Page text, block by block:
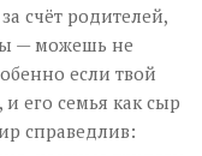
счёт родителей,
— можешь не
если твой
его семья как сыр
справедлив: